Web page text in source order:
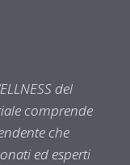
del
comprende
che
ed esperti